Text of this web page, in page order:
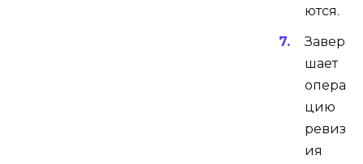
ются.
Завер
шает
опера
цию
ревиз
ия